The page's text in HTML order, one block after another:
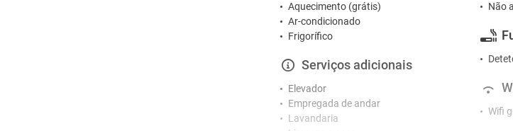
Aquecimento (grátis)
Ar-condicionado
Frigorífico
Serviços adicionais
Elevador
Empregada de andar
Lavandaria
Não
Wifi